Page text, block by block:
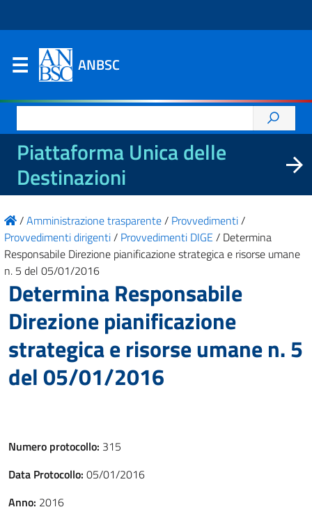
ANBSC
per:
Piattaforma Unica delle
Destinazioni
/Amministrazione trasparente/ Provvedimenti/
Provvedimenti dirigenti/ Provvedimenti DIGE / Determina
Responsabile Direzione pianificazione strategica e risorse umane
n. 5 del 05/01/2016
Determina Responsabile
Direzione pianificazione
strategica e risorse umane n. 5
del 05/01/2016
Numero protocollo: 315
Data Protocollo: 05/01/2016
Anno: 2016